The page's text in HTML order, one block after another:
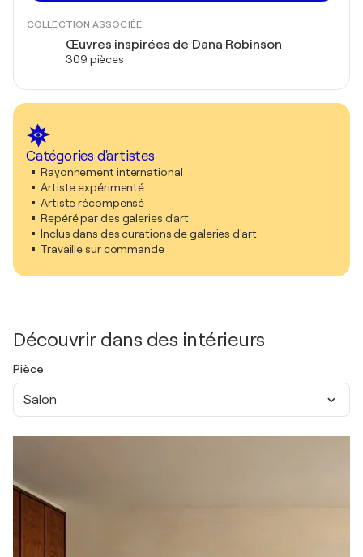
COLLECTION ASSOCIÉE
Œuvres inspirées de Dana Robinson
309 pièces
Catégories d'artistes
Rayonnement international
Artiste expérimenté
Artiste récompensé
Repéré par des galeries d'art
Inclus dans des curations de galeries d'art
Travaille sur commande
Découvrir dans des intérieurs
Pièce
Salon